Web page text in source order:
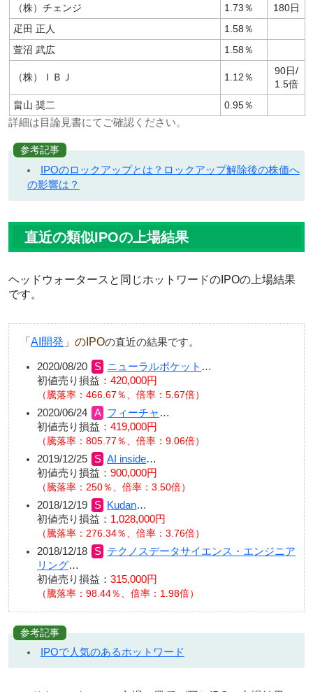
（株）チェンジ
1.73％
180日
疋田 正人
1.58％
萱沼 武広
1.58％
（株）ＩＢＪ 1.12％
90日/
1.5倍
畠山 奨二
0.95％
詳細は目論見書にてご確認ください。
参考記事
IPOのロックアップとは？ロックアップ解除後の株価へ
の影響は？
直近の類似IPOの上場結果
ヘッドウォータースと同じホットワードのIPOの上場結果
です。
「AI開発 」のIPOの直近の結果です。
2020/08/20 ニューラルポケット …
初値売り損益： 420,000円
（騰落率：466.67％、倍率：5.67倍）
2020/06/24 フィーチャ …
初値売り損益： 419,000円
（騰落率：805.77％、倍率：9.06倍）
2019/12/25 AI inside…
初値売り損益： 900,000円
（騰落率：250％、倍率：3.50倍）
2018/12/19 Kudan…
初値売り損益： 1,028,000円
（騰落率：276.34％、倍率：3.76倍）
2018/12/18
テクノスデータサイエンス・エンジニア
リング…
初値売り損益： 315,000円
（騰落率：98.44％、倍率：1.98倍）
参考記事
IPOで人気のあるホットワード